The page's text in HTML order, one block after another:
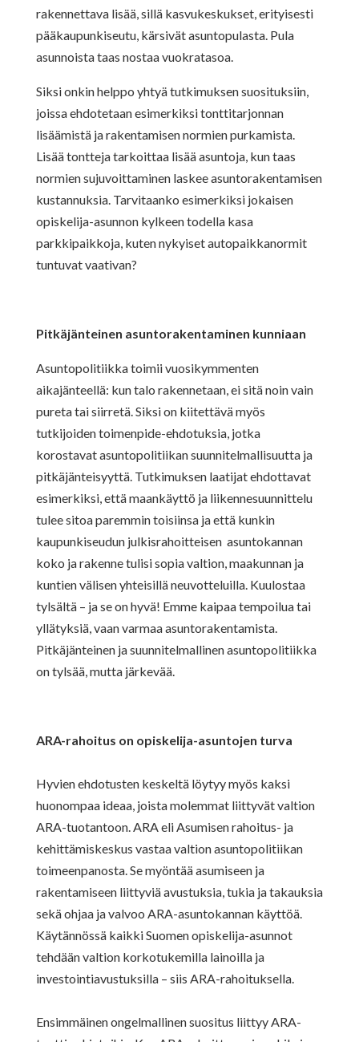
rakennettava lisää, sillä kasvukeskukset, erityisesti
pääkaupunkiseutu, kärsivät asuntopulasta. Pula
asunnoista taas nostaa vuokratasoa.
Siksi onkin helppo yhtyä tutkimuksen suosituksiin,
joissa ehdotetaan esimerkiksi tonttitarjonnan
lisäämistä ja rakentamisen normien purkamista.
Lisää tontteja tarkoittaa lisää asuntoja, kun taas
normien sujuvoittaminen laskee asuntorakentamisen
kustannuksia. Tarvitaanko esimerkiksi jokaisen
opiskelija-asunnon kylkeen todella kasa
parkkipaikkoja, kuten nykyiset autopaikkanormit
tuntuvat vaativan?
Pitkäjänteinen asuntorakentaminen kunniaan
Asuntopolitiikka toimii vuosikymmenten
aikajänteellä: kun talo rakennetaan, ei sitä noin vain
pureta tai siirretä. Siksi on kiitettävä myös
tutkijoiden toimenpide-ehdotuksia, jotka
korostavat asuntopolitiikan suunnitelmallisuutta ja
pitkäjänteisyyttä. Tutkimuksen laatijat ehdottavat
esimerkiksi, että maankäyttö ja liikennesuunnittelu
tulee sitoa paremmin toisiinsa ja että kunkin
kaupunkiseudun julkisrahoitteisen asuntokannan
koko ja rakenne tulisi sopia valtion, maakunnan ja
kuntien välisen yhteisillä neuvotteluilla. Kuulostaa
tylsältä – ja se on hyvä! Emme kaipaa tempoilua tai
yllätyksiä, vaan varmaa asuntorakentamista.
Pitkäjänteinen ja suunnitelmallinen asuntopolitiikka
on tylsää, mutta järkevää.
ARA-rahoitus on opiskelija-asuntojen turva
Hyvien ehdotusten keskeltä löytyy myös kaksi
huonompaa ideaa, joista molemmat liittyvät valtion
ARA-tuotantoon. ARA eli Asumisen rahoitus- ja
kehittämiskeskus vastaa valtion asuntopolitiikan
toimeenpanosta. Se myöntää asumiseen ja
rakentamiseen liittyviä avustuksia, tukia ja takauksia
sekä ohjaa ja valvoo ARA-asuntokannan käyttöä.
Käytännössä kaikki Suomen opiskelija-asunnot
tehdään valtion korkotukemilla lainoilla ja
investointiavustuksilla – siis ARA-rahoituksella.
Ensimmäinen ongelmallinen suositus liittyy ARA-